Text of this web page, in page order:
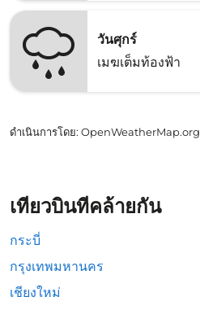
วันศุกร์
เมฆเต็มท้องฟ้า
ดำเนินการโดย: OpenWeatherMap.org
เที่ยวบินที่คล้ายกัน
กระบี่
กรุงเทพมหานคร
เชียงใหม่